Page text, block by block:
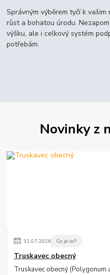
Správným výběrem tyčí k
růst a bohatou úrodu.
výšku, ale i celkový systém
potřebám.
Novinky z
31.07.2026 Co je co?
Truskavec obecný
Truskavec obecný (Polygonum